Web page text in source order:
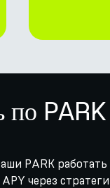
по
PARK
через